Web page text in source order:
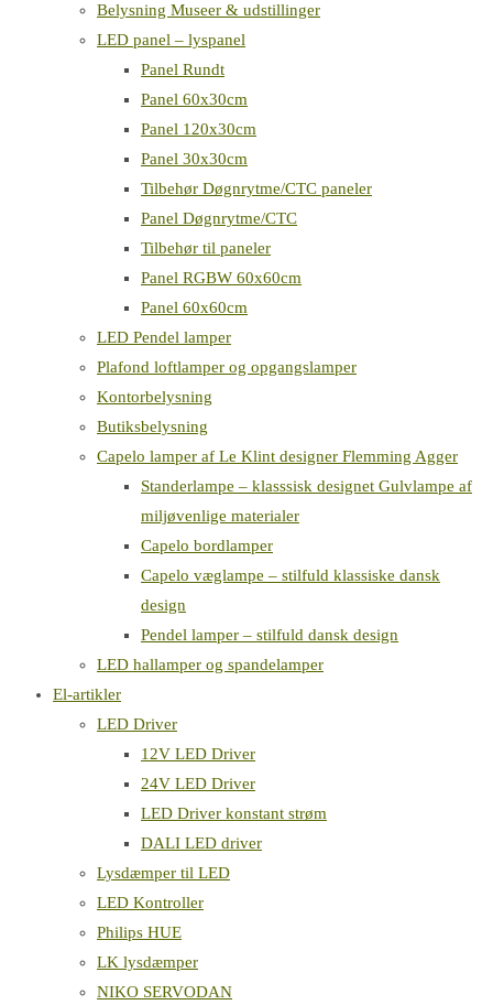
Belysning Museer & udstillinger
LED panel – lyspanel
Panel Rundt
Panel 60x30cm
Panel 120x30cm
Panel 30x30cm
Tilbehør Døgnrytme/CTC paneler
Panel Døgnrytme/CTC
Tilbehør til paneler
Panel RGBW 60x60cm
Panel 60x60cm
LED Pendel lamper
Plafond loftlamper og opgangslamper
Kontorbelysning
Butiksbelysning
Capelo lamper af Le Klint designer Flemming Agger
Standerlampe – klasssisk designet Gulvlampe af
miljøvenlige materialer
Capelo bordlamper
Capelo væglampe – stilfuld klassiske dansk
design
Pendel lamper – stilfuld dansk design
LED hallamper og spandelamper
El-artikler
LED Driver
12V LED Driver
24V LED Driver
LED Driver konstant strøm
DALI LED driver
Lysdæmper til LED
LED Kontroller
Philips HUE
LK lysdæmper
NIKO SERVODAN